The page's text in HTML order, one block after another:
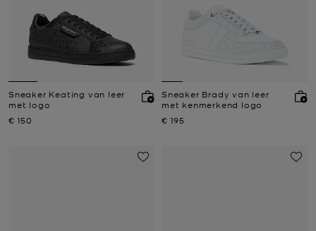
Sneaker Keating van leer
met logo
Nu
€ 150
Sneaker Brady van leer
met kenmerkend logo
Nu
€ 195